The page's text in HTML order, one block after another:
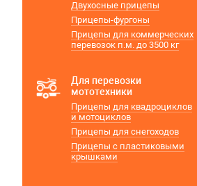
Двухосные прицепы
Прицепы-фургоны
Прицепы для коммерческих
перевозок п.м. до 3500 кг
Для перевозки
мототехники
Прицепы для квадроциклов
и мотоциклов
Прицепы для снегоходов
Прицепы с пластиковыми
крышками